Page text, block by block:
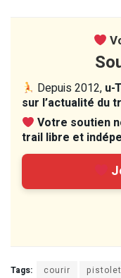
Depuis 2012, u-
sur l’actualité du
Votre soutien
trail libre et
Tags: courir